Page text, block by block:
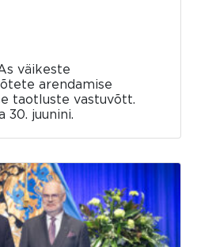
väikeste
arendamise
taotluste vastuvõtt.
30. juunini.